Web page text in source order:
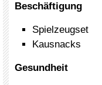
Beschäftigung
Spielzeugset
Kausnacks
Gesundheit